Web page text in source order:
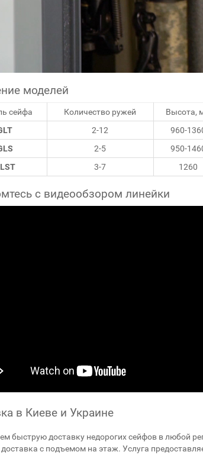
моделей
сейфа Количество ружей Высота,
2-12 960-
2-5 950-
3-7 1260
с видеообзором линейки
в Киеве и Украине
быструю доставку недорогих сейфов в любой
с подъемом на этаж. Услуга